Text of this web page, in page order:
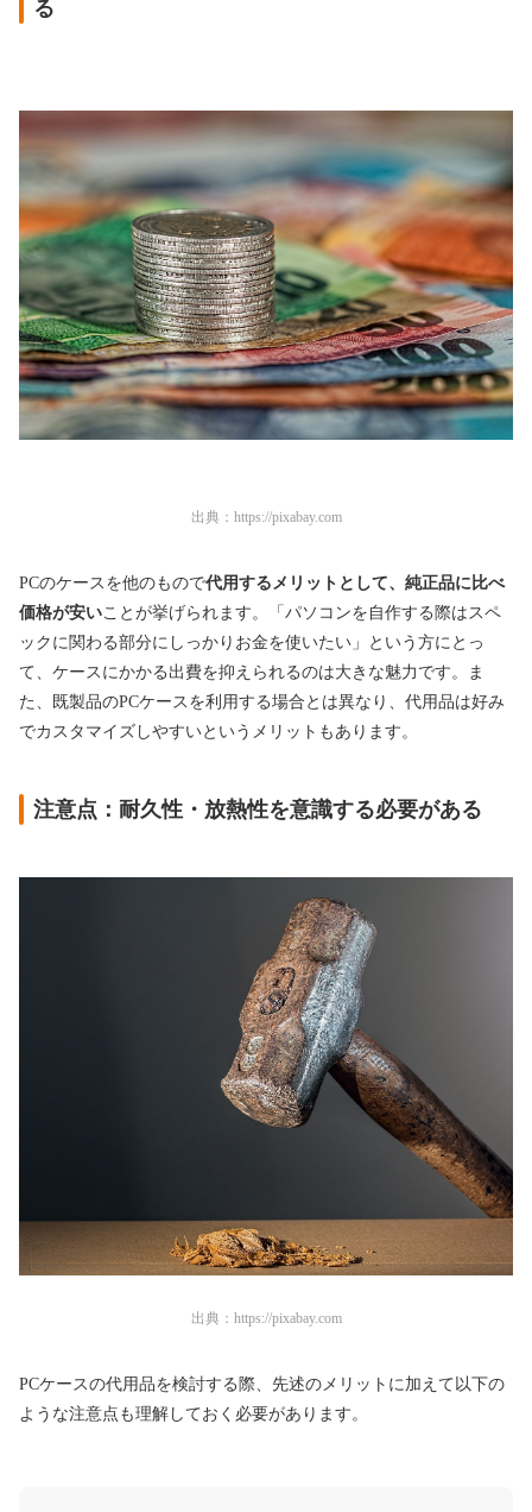
る
出典： https://pixabay.com
PCのケースを他のもので代用するメリットとして、純正品に比べ
価格が安いことが挙げられます。「パソコンを自作する際はスペ
ックに関わる部分にしっかりお金を使いたい」という方にとっ
て、ケースにかかる出費を抑えられるのは大きな魅力です。ま
た、既製品のPCケースを利用する場合とは異なり、代用品は好み
でカスタマイズしやすいというメリットもあります。
注意点：耐久性・放熱性を意識する必要がある
出典： https://pixabay.com
PCケースの代用品を検討する際、先述のメリットに加えて以下の
ような注意点も理解しておく必要があります。